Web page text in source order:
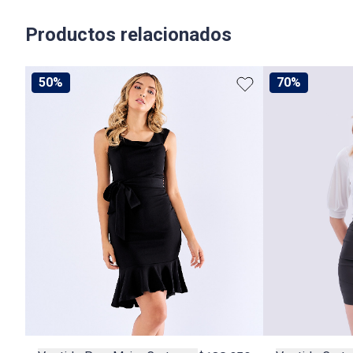
Productos relacionados
50% 70%